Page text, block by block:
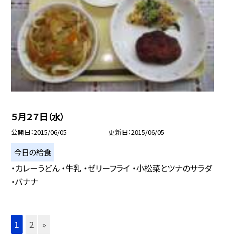
５月２７日（水）
公開日 2015/06/05 更新日 2015/06/05
今日の給食
・カレーうどん ・牛乳 ・ゼリーフライ ・小松菜とツナのサラダ
・バナナ
1 2 »